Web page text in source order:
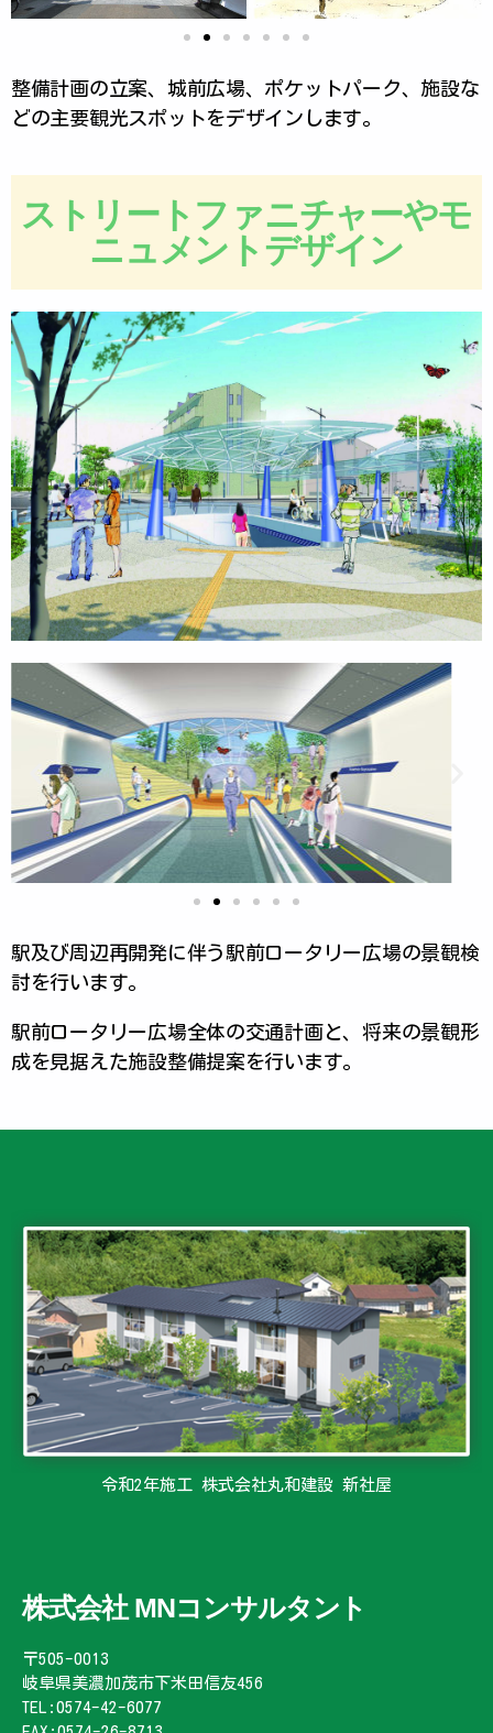
整備計画の立案、城前広場、ポケットパーク、施設な
どの主要観光スポットをデザインします。
ストリートファニチャーやモ
ニュメントデザイン
駅及び周辺再開発に伴う駅前ロータリー広場の景観検
討を行います。
駅前ロータリー広場全体の交通計画と、将来の景観形
成を見据えた施設整備提案を行います。
令和2年施工 株式会社丸和建設 新社屋
株式会社 MNコンサルタント
〒505-0013
岐阜県美濃加茂市下米田信友456
TEL:0574-42-6077